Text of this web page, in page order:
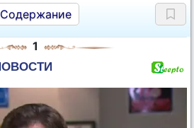
Содержание
1